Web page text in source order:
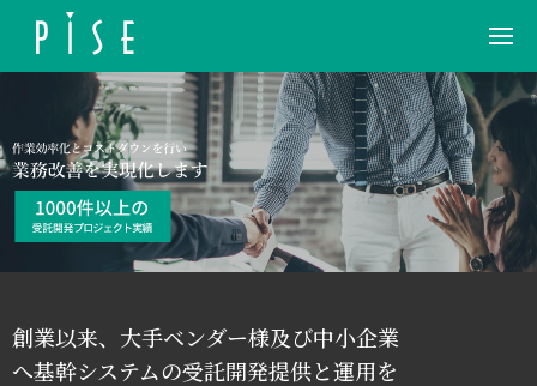
創業以来、大手ベンダー様及び中小企業
へ基幹システムの受託開発提供と運用を